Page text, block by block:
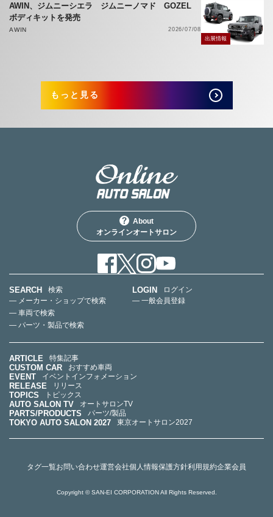
AWIN、ジムニーシエラ ジムニーノマド GOZEL
ボディキットを発売
AWIN
2026/07/08
出展情報
もっと見る
About
オンラインオートサロン
SEARCH
検索
— メーカー・ショップで検索
— 車両で検索
— パーツ・製品で検索
LOGIN
ログイン
— 一般会員登録
ARTICLE 特集記事
CUSTOM CAR おすすめ車両
EVENT イベントインフォメーション
RELEASE リリース
TOPICS トピックス
AUTO SALON TV オートサロンTV
PARTS/PRODUCTS パーツ/製品
TOKYO AUTO SALON 2027 東京オートサロン2027
タグ一覧お問い合わせ運営会社個人情報保護方針利用規約企業会員
Copyright © SAN-EI CORPORATION All Rights Reserved.